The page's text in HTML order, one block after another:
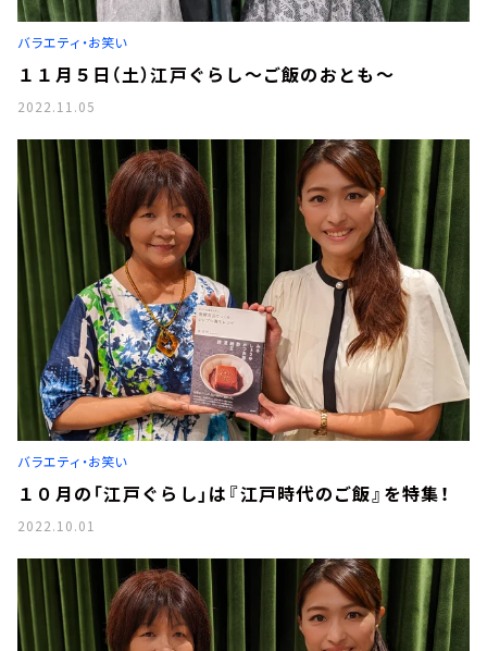
バラエティ・お笑い
１１月５日（土）江戸ぐらし～ご飯のおとも～
2022.11.05
バラエティ・お笑い
１０月の「江戸ぐらし」は『江戸時代のご飯』を特集！
2022.10.01